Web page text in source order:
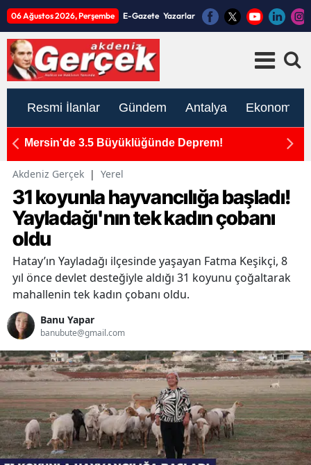
06 Ağustos 2026, Perşembe E-Gazete Yazarlar
Resmi İlanlar Gündem Antalya Ekonomi
Mersin'de 3.5 Büyüklüğünde Deprem!
Akdeniz Gerçek | Yerel
31 koyunla hayvancılığa başladı!
Yayladağı'nın tek kadın çobanı
oldu
Hatay’ın Yayladağı ilçesinde yaşayan Fatma Keşikçi, 8
yıl önce devlet desteğiyle aldığı 31 koyunu çoğaltarak
mahallenin tek kadın çobanı oldu.
Banu Yapar
banubute@gmail.com